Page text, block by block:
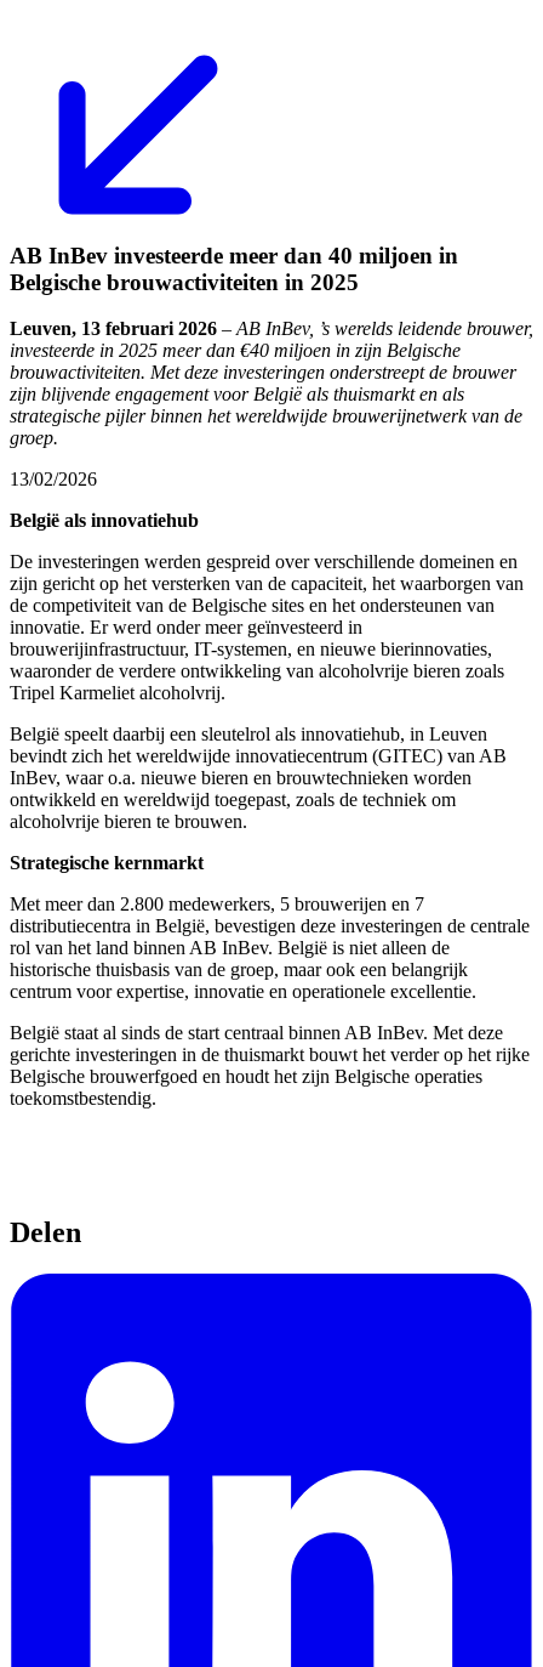
AB InBev investeerde meer dan 40 miljoen in
Belgische brouwactiviteiten in 2025
Leuven, 13 februari 2026 –AB InBev, ’s werelds leidende brouwer,
investeerde in 2025 meer dan €40 miljoen in zijn Belgische
brouwactiviteiten. Met deze investeringen onderstreept de brouwer
zijn blijvende engagement voor België als thuismarkt en als
strategische pijler binnen het wereldwijde brouwerijnetwerk van de
groep.
13/02/2026
België als innovatiehub
De investeringen werden gespreid over verschillende domeinen en
zijn gericht op het versterken van de capaciteit, het waarborgen van
de competiviteit van de Belgische sites en het ondersteunen van
innovatie. Er werd onder meer geïnvesteerd in
brouwerijinfrastructuur, IT-systemen, en nieuwe bierinnovaties,
waaronder de verdere ontwikkeling van alcoholvrije bieren zoals
Tripel Karmeliet alcoholvrij.
België speelt daarbij een sleutelrol als innovatiehub, in Leuven
bevindt zich het wereldwijde innovatiecentrum (GITEC) van AB
InBev, waar o.a. nieuwe bieren en brouwtechnieken worden
ontwikkeld en wereldwijd toegepast, zoals de techniek om
alcoholvrije bieren te brouwen.
Strategische kernmarkt
Met meer dan 2.800 medewerkers, 5 brouwerijen en 7
distributiecentra in België, bevestigen deze investeringen de centrale
rol van het land binnen AB InBev. België is niet alleen de
historische thuisbasis van de groep, maar ook een belangrijk
centrum voor expertise, innovatie en operationele excellentie.
België staat al sinds de start centraal binnen AB InBev. Met deze
gerichte investeringen in de thuismarkt bouwt het verder op het rijke
Belgische brouwerfgoed en houdt het zijn Belgische operaties
toekomstbestendig.
Delen